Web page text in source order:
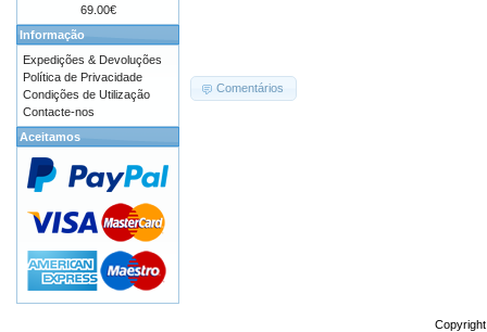
Comentários
69.00€
Informação
Expedições & Devoluções
Política de Privacidade
Condições de Utilização
Contacte-nos
Aceitamos